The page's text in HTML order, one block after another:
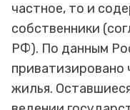
частное, то и
собственники
РФ). По данным
приватизировано
жилья.